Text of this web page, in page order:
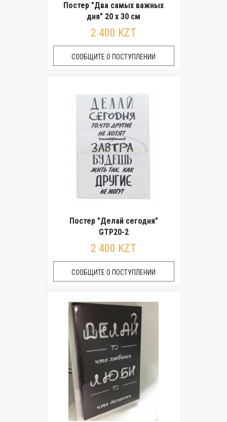
Постер "Два самых важных
дня" 20 x 30 см
2 400 KZT
СООБЩИТЕ О ПОСТУПЛЕНИИ
Постер "Делай сегодня"
GTP20-2
2 400 KZT
СООБЩИТЕ О ПОСТУПЛЕНИИ